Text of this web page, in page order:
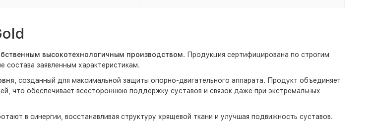
высокотехнологичным производством. Продукция сертифицирована по строгим
состава заявленным характеристикам.
созданный для максимальной защиты опорно-двигательного аппарата. Продукт объединяет
что обеспечивает всестороннюю поддержку суставов и связок даже при экстремальных
в синергии, восстанавливая структуру хрящевой ткани и улучшая подвижность суставов.